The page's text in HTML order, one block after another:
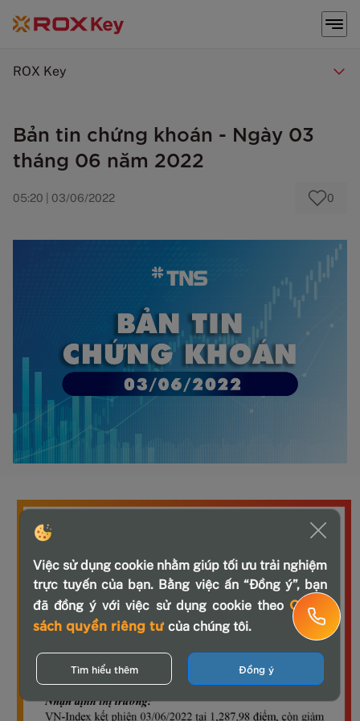
ROX Key
Bản tin chứng khoán - Ngày 03
tháng 06 năm 2022
05:20 | 03/06/2022 0
Việc sử dụng cookie nhằm giúp tối ưu trải nghiệm
trực tuyến của bạn. Bằng việc ấn “Đồng ý”, bạn
đã đồng ý với việc sử dụng cookie theo Chính
sách quyền riêng tư của chúng tôi.
Tìm hiểu thêm Đồng ý